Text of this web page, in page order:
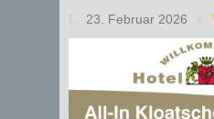
23. Februar 2026